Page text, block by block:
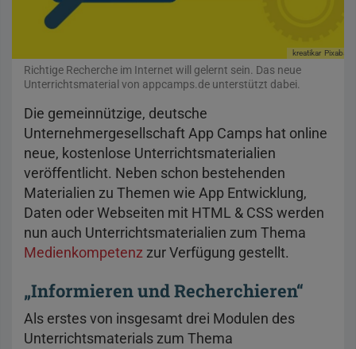
kreatikar Pixabay
Richtige Recherche im Internet will gelernt sein. Das neue
Unterrichtsmaterial von appcamps.de unterstützt dabei.
Die gemeinnützige, deutsche
Unternehmergesellschaft App Camps hat online
neue, kostenlose Unterrichtsmaterialien
veröffentlicht. Neben schon bestehenden
Materialien zu Themen wie App Entwicklung,
Daten oder Webseiten mit HTML & CSS werden
nun auch Unterrichtsmaterialien zum Thema
Medienkompetenz zur Verfügung gestellt.
„Informieren und Recherchieren“
Als erstes von insgesamt drei Modulen des
Unterrichtsmaterials zum Thema